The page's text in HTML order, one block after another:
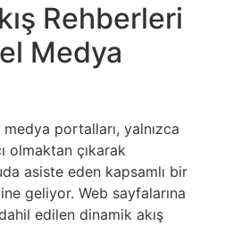
Rehberleri
Medya
portalları, yalnızca
olmaktan çıkarak
asiste eden kapsamlı bir
geliyor. Web sayfalarına
edilen dinamik akış